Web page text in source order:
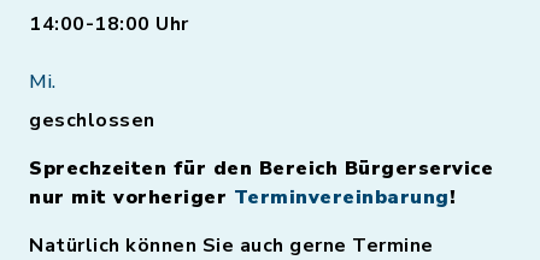
14:00-18:00 Uhr
Mi.
geschlossen
Sprechzeiten für den Bereich Bürgerservice
nur mit vorheriger Terminvereinbarung!
Natürlich können Sie auch gerne Termine